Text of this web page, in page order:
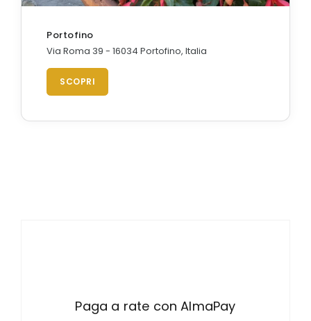
Portofino
Via Roma 39 - 16034 Portofino, Italia
SCOPRI
Paga a rate con AlmaPay